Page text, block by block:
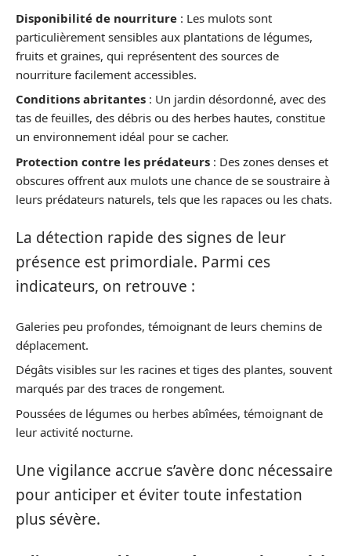
Disponibilité de nourriture : Les mulots sont
particulièrement sensibles aux plantations de légumes,
fruits et graines, qui représentent des sources de
nourriture facilement accessibles.
Conditions abritantes : Un jardin désordonné, avec des
tas de feuilles, des débris ou des herbes hautes, constitue
un environnement idéal pour se cacher.
Protection contre les prédateurs : Des zones denses et
obscures offrent aux mulots une chance de se soustraire à
leurs prédateurs naturels, tels que les rapaces ou les chats.
La détection rapide des signes de leur
présence est primordiale. Parmi ces
indicateurs, on retrouve :
Galeries peu profondes, témoignant de leurs chemins de
déplacement.
Dégâts visibles sur les racines et tiges des plantes, souvent
marqués par des traces de rongement.
Poussées de légumes ou herbes abîmées, témoignant de
leur activité nocturne.
Une vigilance accrue s’avère donc nécessaire
pour anticiper et éviter toute infestation
plus sévère.